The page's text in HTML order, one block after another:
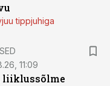
tippjuhiga
11:09
liiklussõlme